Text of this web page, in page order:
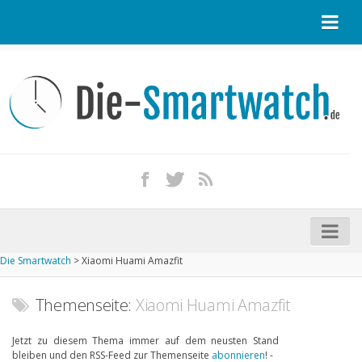
Kontakt / Tipp geben
Impressum
iPhone kaufen
Startseite
Aktuelle Smartwatches im Test
Die Smartwatch >Xiaomi Huami Amazfit
Themenseite: Xiaomi Huami Amazfit
Jetzt zu diesem Thema immer auf dem neusten Stand
bleiben und den RSS-Feed zur Themenseite abonnieren! -